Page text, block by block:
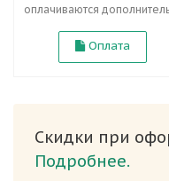
оплачиваются
Оплата
Скидки при
Подробнее.